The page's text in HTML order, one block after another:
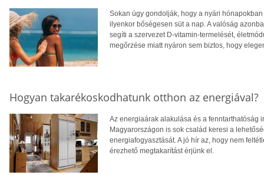
Sokan úgy gondolják, hogy a nyári
ilyenkor bőségesen süt a nap. A valóság
segíti a szervezet D-vitamin-termelését,
megőrzése miatt nyáron sem biztos, hogy
Hogyan takarékoskodhatunk otthon az energiával?
Az energiaárak alakulása és a fenntarthatóság
Magyarországon is sok család keresi a
energiafogyasztását. A jó hír az, hogy nem
érezhető megtakarítást érjünk el.